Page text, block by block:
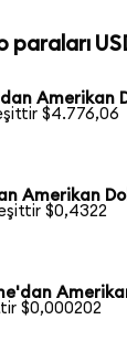
paraları
Amerikan
$4.776,06
Amerikan
$0,4322
$0,000202